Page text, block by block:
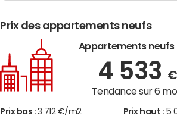
Prix des appartements neufs
Appartements neufs
4 533
Tendance sur 6
Prix bas : 3 712 €/m2 Prix haut : 5